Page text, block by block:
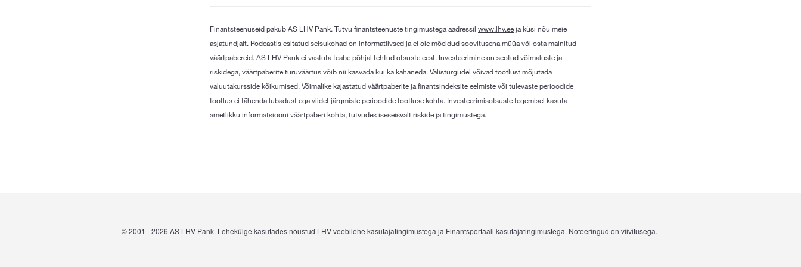
Finantsteenuseid pakub AS LHV Pank. Tutvu finantsteenuste tingimustega aadressil www.lhv.eeja küsi nõu meie
asjatundjalt. Podcastis esitatud seisukohad on informatiivsed ja ei ole mõeldud soovitusena müüa või osta mainitud
väärtpabereid. AS LHV Pank ei vastuta teabe põhjal tehtud otsuste eest. Investeerimine on seotud võimaluste ja
riskidega, väärtpaberite turuväärtus võib nii kasvada kui ka kahaneda. Välisturgudel võivad tootlust mõjutada
valuutakursside kõikumised. Võimalike kajastatud väärtpaberite ja finantsindeksite eelmiste või tulevaste perioodide
tootlus ei tähenda lubadust ega viidet järgmiste perioodide tootluse kohta. Investeerimisotsuste tegemisel kasuta
ametlikku informatsiooni väärtpaberi kohta, tutvudes iseseisvalt riskide ja tingimustega.
© 2001 -2026 AS LHV Pank. Lehekülge kasutades nõustud LHV veebilehe kasutajatingimustega ja Finantsportaali kasutajatingimustega. Noteeringud on viivitusega.